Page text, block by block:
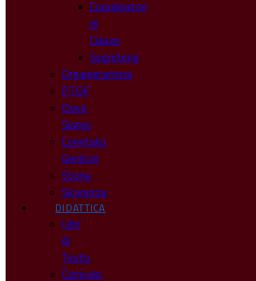
Coordinatori
di
Classe
Segreteria
Organigramma
PTOF
Dove
Siamo
Comitato
Genitori
Storia
Sicurezza
DIDATTICA
Libri
di
Testo
Curricolo